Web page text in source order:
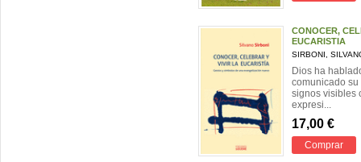
CONOCER,
EUCARISTIA
SIRBONI,
Dios ha
comunicado
signos visibles
expresi...
17,00 €
Comprar